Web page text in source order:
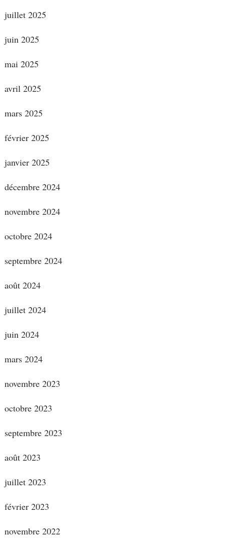
juillet 2025
juin 2025
mai 2025
avril 2025
mars 2025
février 2025
janvier 2025
décembre 2024
novembre 2024
octobre 2024
septembre 2024
août 2024
juillet 2024
juin 2024
mars 2024
novembre 2023
octobre 2023
septembre 2023
août 2023
juillet 2023
février 2023
novembre 2022